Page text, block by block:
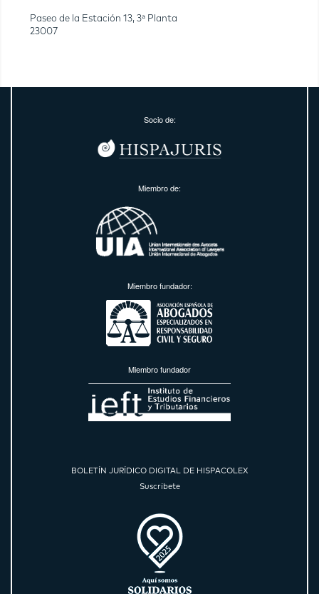
Paseo de la Estación 13, 3ª Planta
23007
Socio de:
Miembro de:
Miembro fundador:
Miembro fundador
BOLETÍN JURÍDICO DIGITAL DE HISPACOLEX
Suscríbete